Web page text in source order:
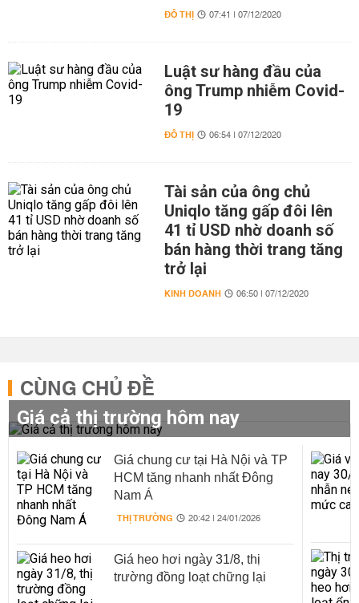
ĐÔ THỊ 07:41 | 07/12/2020
Luật sư hàng đầu của
ông Trump nhiễm Covid-
19
ĐÔ THỊ 06:54 | 07/12/2020
Tài sản của ông chủ
Uniqlo tăng gấp đôi lên
41 tỉ USD nhờ doanh số
bán hàng thời trang tăng
trở lại
KINH DOANH 06:50 | 07/12/2020
CÙNG CHỦ ĐỀ
Giá cả thị trường hôm nay
Giá chung cư tại Hà Nội và TP
HCM tăng nhanh nhất Đông
Nam Á
THỊ TRƯỜNG 20:42 | 24/01/2026
Giá heo hơi ngày 31/8, thị
trường đồng loạt chững lại